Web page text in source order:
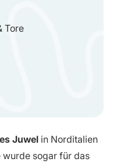
Tore
Juwel in Norditalien
wurde sogar für das